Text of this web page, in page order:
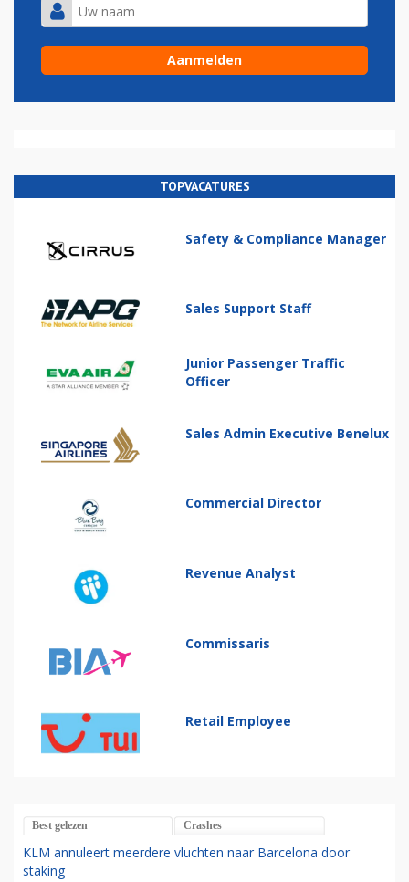
TOPVACATURES
Safety & Compliance Manager
Sales Support Staff
Junior Passenger Traffic
Officer
Sales Admin Executive Benelux
Commercial Director
Revenue Analyst
Commissaris
Retail Employee
Best gelezen Crashes
KLM annuleert meerdere vluchten naar Barcelona door
staking